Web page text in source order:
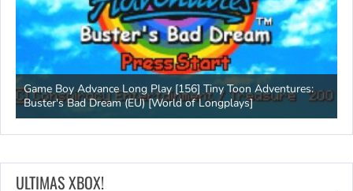
Game Boy Advance Long Play [156] Tiny Toon Adventures:
Buster's Bad Dream (EU) [World of Longplays]
ULTIMAS XBOX!